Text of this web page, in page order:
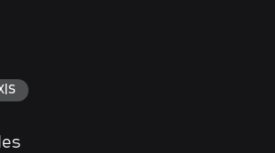
– Arte em pixels melhorada e classes de
novos efeitos.
que permitirá o